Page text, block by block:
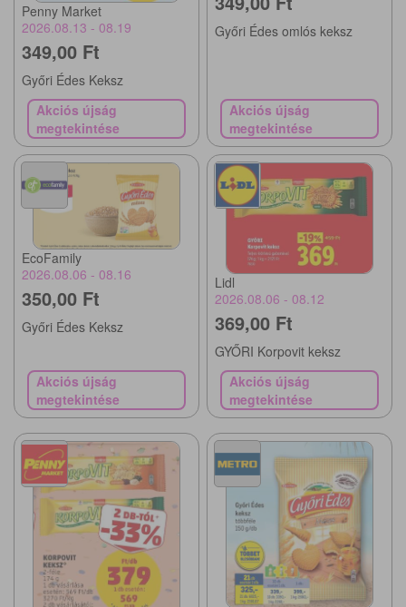
Penny Market
2026.08.13 - 08.19
349,00 Ft
Győri Édes Keksz
Akciós újság
megtekintése
Győri Édes omlós keksz
Akciós újság
megtekintése
EcoFamily
2026.08.06 - 08.16
350,00 Ft
Győri Édes Keksz
Akciós újság
megtekintése
Lidl
2026.08.06 - 08.12
369,00 Ft
GYŐRI Korpovit keksz
Akciós újság
megtekintése